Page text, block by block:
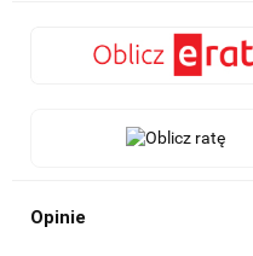
Opinie